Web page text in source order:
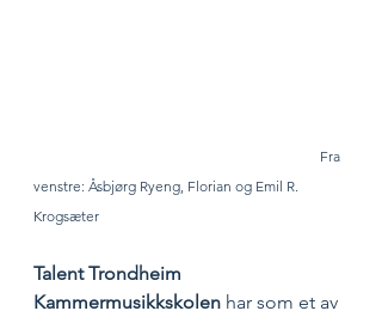
Fra
venstre: Åsbjørg Ryeng, Florian og Emil R.
Krogsæter
Talent Trondheim
Kammermusikkskolen har som et av